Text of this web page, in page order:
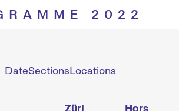
2022
DateSectionsLocations